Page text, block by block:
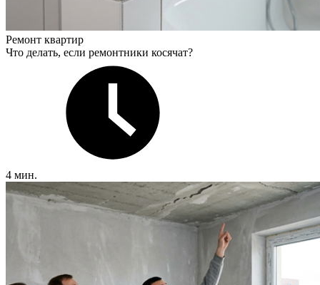
Ремонт квартир
Что делать, если ремонтники косячат?
4 мин.